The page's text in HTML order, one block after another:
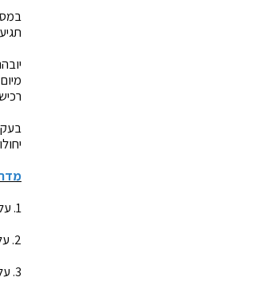
תגיע
יחולו
1. על חלק שווי של עד 1,292,280 ש"ח- 5%;
2. על חלק שווי מ- 1,292,281 ועד - 3,876,835- 6%;
3. על חלק שווי מ- 3,876,836- ועד 5,338,290 ש"ח - 7%;